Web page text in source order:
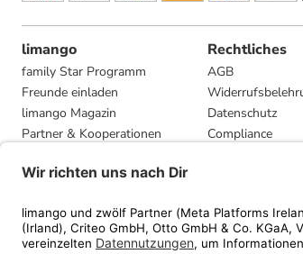
limango
family Star Programm
Freunde einladen
limango Magazin
Partner & Kooperationen
Presse
Rechtliches
AGB
Datenschutz
Compliance